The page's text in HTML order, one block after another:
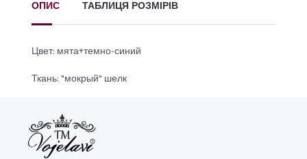
ОПИС ТАБЛИЦЯ РОЗМІРІВ
Цвет: мята+темно-синий
Ткань: "мокрый" шелк